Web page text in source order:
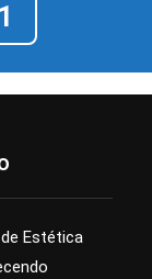
Estética